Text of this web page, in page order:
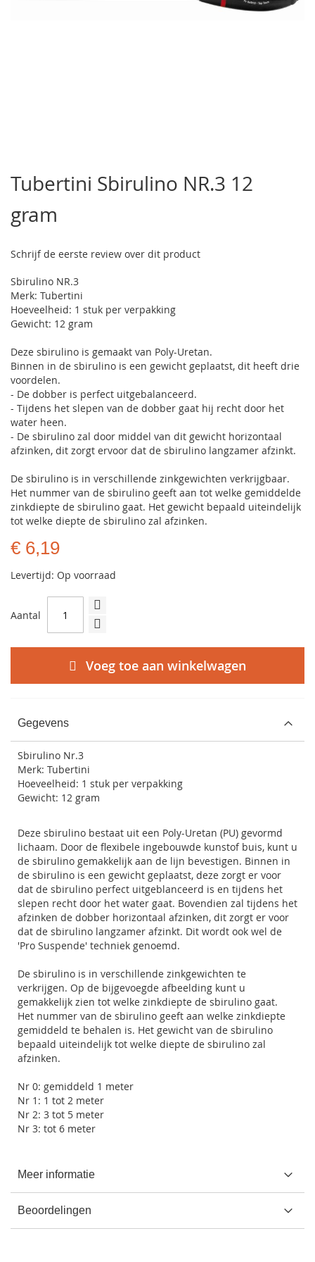
het
begin
van
de
gallerij
Tubertini Sbirulino NR.3 12
gram
Schrijf de eerste review over dit product
Sbirulino NR.3
Merk: Tubertini
Hoeveelheid: 1 stuk per verpakking
Gewicht: 12 gram
Deze sbirulino is gemaakt van Poly-Uretan.
Binnen in de sbirulino is een gewicht geplaatst, dit heeft drie
voordelen.
- De dobber is perfect uitgebalanceerd.
- Tijdens het slepen van de dobber gaat hij recht door het
water heen.
- De sbirulino zal door middel van dit gewicht horizontaal
afzinken, dit zorgt ervoor dat de sbirulino langzamer afzinkt.
De sbirulino is in verschillende zinkgewichten verkrijgbaar.
Het nummer van de sbirulino geeft aan tot welke gemiddelde
zinkdiepte de sbirulino gaat. Het gewicht bepaald uiteindelijk
tot welke diepte de sbirulino zal afzinken.
€ 6,19
Levertijd: Op voorraad
Aantal
Voeg toe aan winkelwagen
Gegevens
Sbirulino Nr.3
Merk: Tubertini
Hoeveelheid: 1 stuk per verpakking
Gewicht: 12 gram
Deze sbirulino bestaat uit een Poly-Uretan (PU) gevormd
lichaam. Door de flexibele ingebouwde kunstof buis, kunt u
de sbirulino gemakkelijk aan de lijn bevestigen. Binnen in
de sbirulino is een gewicht geplaatst, deze zorgt er voor
dat de sbirulino perfect uitgeblanceerd is en tijdens het
slepen recht door het water gaat. Bovendien zal tijdens het
afzinken de dobber horizontaal afzinken, dit zorgt er voor
dat de sbirulino langzamer afzinkt. Dit wordt ook wel de
'Pro Suspende' techniek genoemd.
De sbirulino is in verschillende zinkgewichten te
verkrijgen. Op de bijgevoegde afbeelding kunt u
gemakkelijk zien tot welke zinkdiepte de sbirulino gaat.
Het nummer van de sbirulino geeft aan welke zinkdiepte
gemiddeld te behalen is. Het gewicht van de sbirulino
bepaald uiteindelijk tot welke diepte de sbirulino zal
afzinken.
Nr 0: gemiddeld 1 meter
Nr 1: 1 tot 2 meter
Nr 2: 3 tot 5 meter
Nr 3: tot 6 meter
Meer informatie
Beoordelingen